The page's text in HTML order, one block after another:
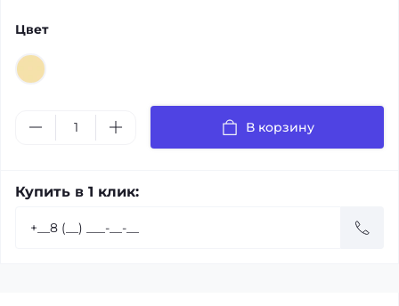
Цвет
В корзину
Купить в 1 клик: